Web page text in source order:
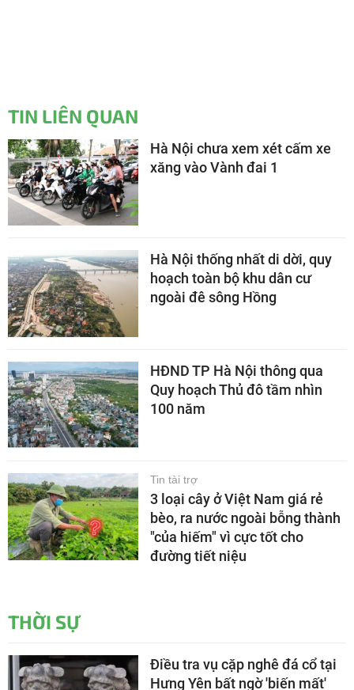
TIN LIÊN QUAN
Hà Nội chưa xem xét cấm xe
xăng vào Vành đai 1
Hà Nội thống nhất di dời, quy
hoạch toàn bộ khu dân cư
ngoài đê sông Hồng
HĐND TP Hà Nội thông qua
Quy hoạch Thủ đô tầm nhìn
100 năm
Tin tài trợ
3 loại cây ở Việt Nam giá rẻ
bèo, ra nước ngoài bỗng thành
"của hiếm" vì cực tốt cho
đường tiết niệu
THỜI SỰ
Điều tra vụ cặp nghê đá cổ tại
Hưng Yên bất ngờ 'biến mất'